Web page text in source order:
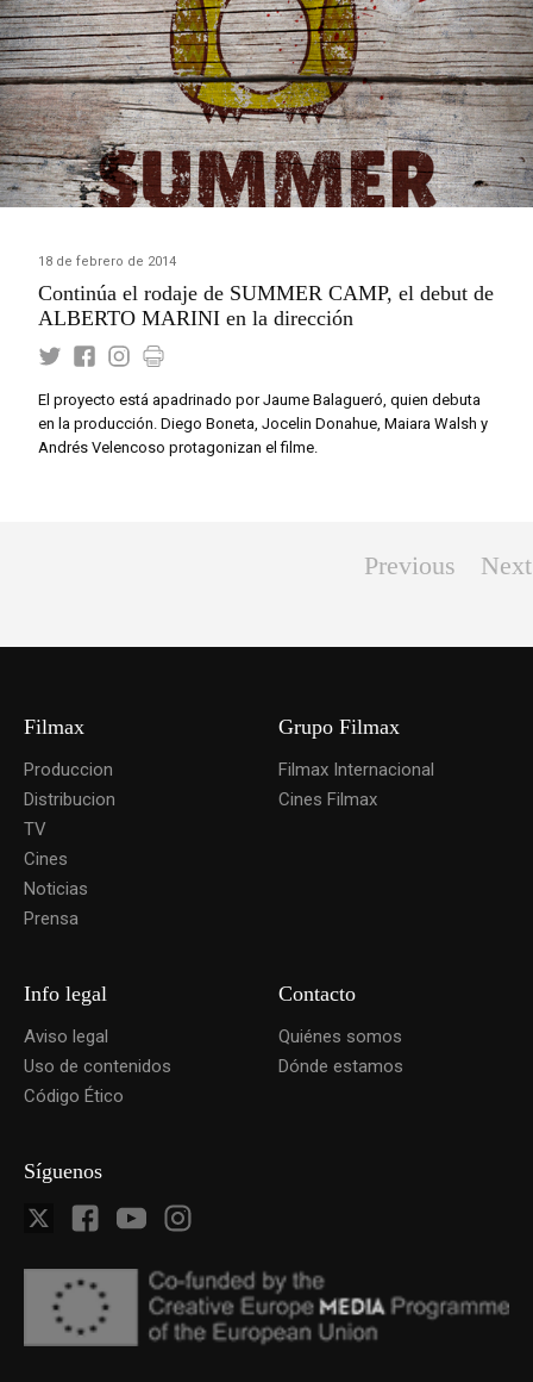
18 de febrero de 2014
Continúa el rodaje de SUMMER CAMP, el debut de
ALBERTO MARINI en la dirección
El proyecto está apadrinado por Jaume Balagueró, quien debuta
en la producción. Diego Boneta, Jocelin Donahue, Maiara Walsh y
Andrés Velencoso protagonizan el filme.
Previous Next
Filmax
Produccion
Distribucion
TV
Cines
Noticias
Prensa
Grupo Filmax
Filmax Internacional
Cines Filmax
Info legal
Aviso legal
Uso de contenidos
Código Ético
Contacto
Quiénes somos
Dónde estamos
Síguenos